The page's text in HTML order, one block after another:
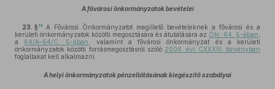
A fővárosi önkormányzatok bevételei
23. § 14 A Fővárosi Önkormányzatot megillető bevételeknek a fővárosi és a
kerületi önkormányzatok közötti megosztására és átutalására az Ötv. 64. §-ában
a 64/A–64/C. §-ában
, valamint a fővárosi önkormányzat és a kerületi
önkormányzatok közötti forrásmegosztásról szóló 2006. évi CXXXIII. törvényben
foglaltakat kell alkalmazni.
A helyi önkormányzatok pénzellátásának kiegészítő szabályai